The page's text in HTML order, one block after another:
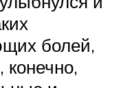
болей,
конечно,